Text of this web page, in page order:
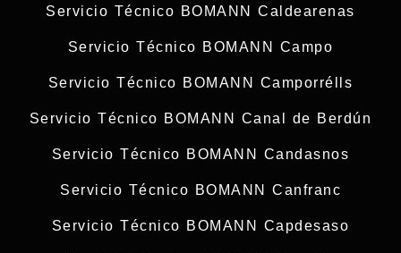
Servicio Técnico BOMANN Caldearenas
Servicio Técnico BOMANN Campo
Servicio Técnico BOMANN Camporrélls
Servicio Técnico BOMANN Canal de Berdún
Servicio Técnico BOMANN Candasnos
Servicio Técnico BOMANN Canfranc
Servicio Técnico BOMANN Capdesaso